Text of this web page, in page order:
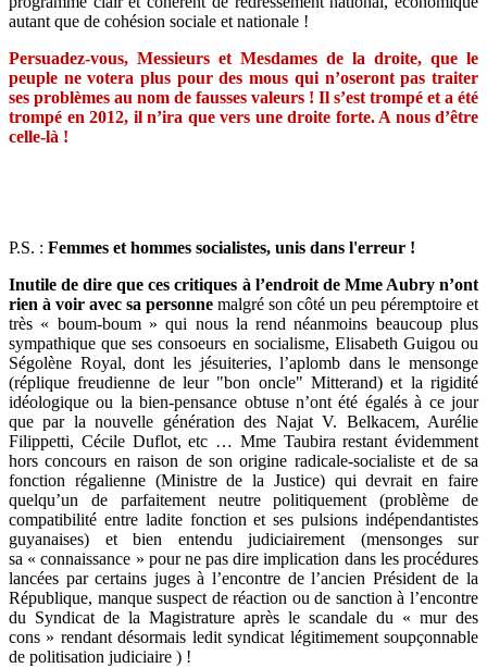
autant que de cohésion sociale et nationale !
Persuadez-vous, Messieurs et Mesdames de la droite, que le
peuple ne votera plus pour des mous qui n’oseront pas traiter
ses problèmes au nom de fausses valeurs ! Il s’est trompé et a été
trompé en 2012, il n’ira que vers une droite forte. A nous d’être
celle-là !
P.S. : Femmes et hommes socialistes, unis dans l'erreur !
Inutile de dire que ces critiques à l’endroit de Mme Aubry n’ont
rien à voir avec sa personne malgré son côté un peu péremptoire et
très « boum-boum » qui nous la rend néanmoins beaucoup plus
sympathique que ses consoeurs en socialisme, Elisabeth Guigou ou
Ségolène Royal, dont les jésuiteries, l’aplomb dans le mensonge
(réplique freudienne de leur "bon oncle" Mitterand) et la rigidité
idéologique ou la bien-pensance obtuse n’ont été égalés à ce jour
que par la nouvelle génération des Najat V. Belkacem, Aurélie
Filippetti, Cécile Duflot, etc … Mme Taubira restant évidemment
hors concours en raison de son origine radicale-socialiste et de sa
fonction régalienne (Ministre de la Justice) qui devrait en faire
quelqu’un de parfaitement neutre politiquement (problème de
compatibilité entre ladite fonction et ses pulsions indépendantistes
guyanaises) et bien entendu judiciairement (mensonges sur
sa « connaissance » pour ne pas dire implication dans les procédures
lancées par certains juges à l’encontre de l’ancien Président de la
République, manque suspect de réaction ou de sanction à l’encontre
du Syndicat de la Magistrature après le scandale du « mur des
cons » rendant désormais ledit syndicat légitimement soupçonnable
de politisation judiciaire ) !